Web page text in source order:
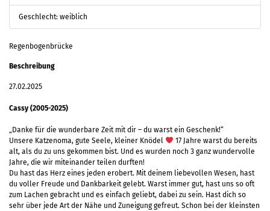
Geschlecht: weiblich
Regenbogenbrücke
Beschreibung
27.02.2025
Cassy (2005-2025)
„Danke für die wunderbare Zeit mit dir – du warst ein Geschenk!“
Unsere Katzenoma, gute Seele, kleiner Knödel
17 Jahre warst du bereits
alt, als du zu uns gekommen bist. Und es wurden noch 3 ganz wundervolle
Jahre, die wir miteinander teilen durften!
Du hast das Herz eines jeden erobert. Mit deinem liebevollen Wesen, hast
du voller Freude und Dankbarkeit gelebt. Warst immer gut, hast uns so oft
zum Lachen gebracht und es einfach geliebt, dabei zu sein. Hast dich so
sehr über jede Art der Nähe und Zuneigung gefreut. Schon bei der kleinsten